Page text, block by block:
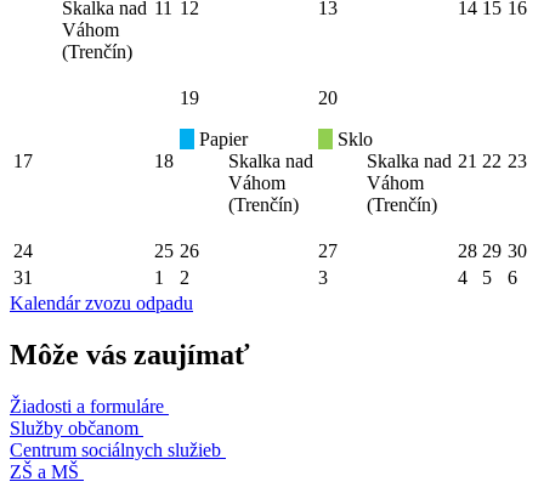
Skalka nad
Váhom
(Trenčín)
11 12 13 14 15 16
17 18
19
Papier
Skalka nad
Váhom
(Trenčín)
20
Sklo
Skalka nad
Váhom
(Trenčín)
21 22 23
24 25 26 27 28 29 30
31
1 2 3 4 5
6
Kalendár zvozu odpadu
Môže vás zaujímať
Žiadosti a formuláre
Služby občanom
Centrum sociálnych služieb
ZŠ a MŠ